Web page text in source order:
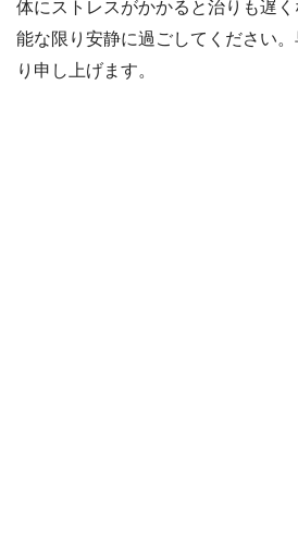
体にストレスがかかると治りも遅
能な限り安静に過ごしてください
り申し上げます。